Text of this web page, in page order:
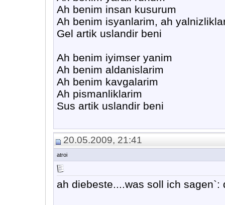
Ah benim insan kusurum
Ah benim isyanlarim, ah
Gel artik uslandir beni
Ah benim iyimser yanim
Ah benim aldanislarim
Ah benim kavgalarim
Ah pismanliklarim
Sus artik uslandir beni
20.05.2009, 21:41
atroi
ah diebeste....was soll ich sagen`: